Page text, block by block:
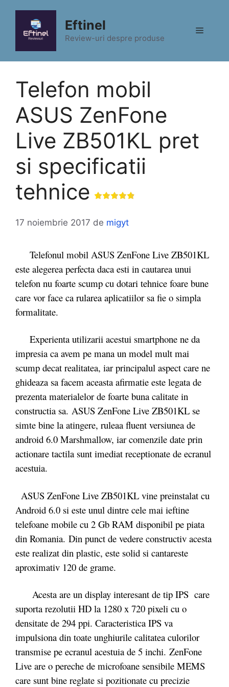
conținut
Eftinel
Review-uri despre produse
Meniu
Telefon mobil
ASUS ZenFone
Live ZB501KL pret
si specificatii
tehnice
17 noiembrie 2017 de migyt
Telefonul mobil ASUS ZenFone Live ZB501KL
este alegerea perfecta daca esti in cautarea unui
telefon nu foarte scump cu dotari tehnice foare bune
care vor face ca rularea aplicatiilor sa fie o simpla
formalitate.
Experienta utilizarii acestui smartphone ne da
impresia ca avem pe mana un model mult mai
scump decat realitatea, iar principalul aspect care ne
ghideaza sa facem aceasta afirmatie este legata de
prezenta materialelor de foarte buna calitate in
constructia sa. ASUS ZenFone Live ZB501KL se
simte bine la atingere, ruleaa fluent versiunea de
android 6.0 Marshmallow, iar comenzile date prin
actionare tactila sunt imediat receptionate de ecranul
acestuia.
ASUS ZenFone Live ZB501KL vine preinstalat cu
Android 6.0 si este unul dintre cele mai ieftine
telefoane mobile cu 2 Gb RAM disponibil pe piata
din Romania. Din punct de vedere constructiv acesta
este realizat din plastic, este solid si cantareste
aproximativ 120 de grame.
Acesta are un display interesant de tip IPS care
suporta rezolutii HD la 1280 x 720 pixeli cu o
densitate de 294 ppi. Caracteristica IPS va
impulsiona din toate unghiurile calitatea culorilor
transmise pe ecranul acestuia de 5 inchi. ZenFone
Live are o pereche de microfoane sensibile MEMS
care sunt bine reglate si pozitionate cu precizie